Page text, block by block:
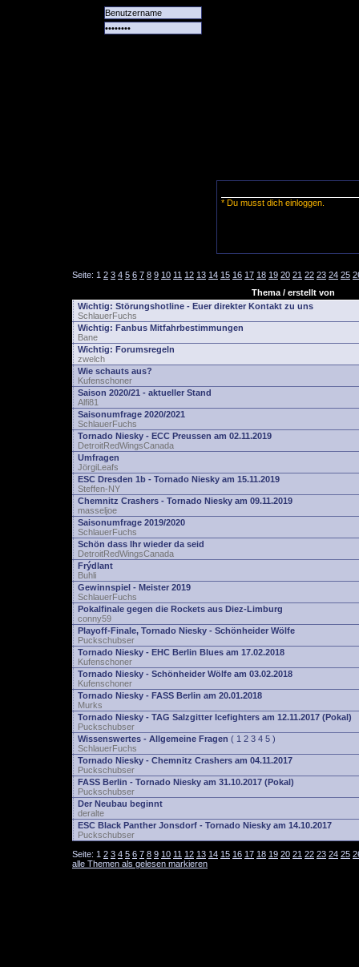
* Du musst dich einloggen.
Seite: 1 2 3 4 5 6 7 8 9 10 11 12 13 14 15 16 17 18 19 20 21 22 23 24 25
Thema / erstellt von
Wichtig: Störungshotline - Euer direkter Kontakt zu uns
SchlauerFuchs
Wichtig: Fanbus Mitfahrbestimmungen
Bane
Wichtig: Forumsregeln
zwelch
Wie schauts aus?
Kufenschoner
Saison 2020/21 - aktueller Stand
Alfi81
Saisonumfrage 2020/2021
SchlauerFuchs
Tornado Niesky - ECC Preussen am 02.11.2019
DetroitRedWingsCanada
Umfragen
JörgiLeafs
ESC Dresden 1b - Tornado Niesky am 15.11.2019
Steffen-NY
Chemnitz Crashers - Tornado Niesky am 09.11.2019
masseljoe
Saisonumfrage 2019/2020
SchlauerFuchs
Schön dass Ihr wieder da seid
DetroitRedWingsCanada
Frýdlant
Buhli
Gewinnspiel - Meister 2019
SchlauerFuchs
Pokalfinale gegen die Rockets aus Diez-Limburg
conny59
Playoff-Finale, Tornado Niesky - Schönheider Wölfe
Puckschubser
Tornado Niesky - EHC Berlin Blues am 17.02.2018
Kufenschoner
Tornado Niesky - Schönheider Wölfe am 03.02.2018
Kufenschoner
Tornado Niesky - FASS Berlin am 20.01.2018
Murks
Tornado Niesky - TAG Salzgitter Icefighters am 12.11.2017 (Pokal)
Puckschubser
Wissenswertes - Allgemeine Fragen ( 1 2 3 4 5 )
SchlauerFuchs
Tornado Niesky - Chemnitz Crashers am 04.11.2017
Puckschubser
FASS Berlin - Tornado Niesky am 31.10.2017 (Pokal)
Puckschubser
Der Neubau beginnt
deralte
ESC Black Panther Jonsdorf - Tornado Niesky am 14.10.2017
Puckschubser
Seite: 1 2 3 4 5 6 7 8 9 10 11 12 13 14 15 16 17 18 19 20 21 22 23 24 25
alle Themen als gelesen markieren